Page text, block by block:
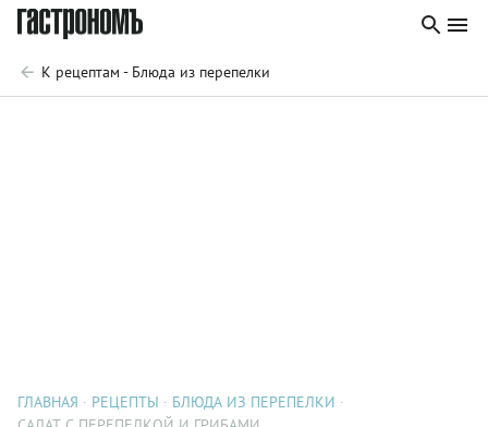
К рецептам - Блюда из перепелки
ГЛАВНАЯ РЕЦЕПТЫ
БЛЮДА ИЗ ПЕРЕПЕЛКИ